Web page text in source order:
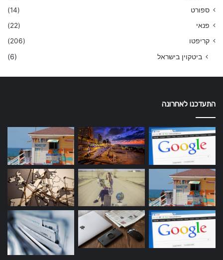
ספורט
(14)
פנאי
(22)
קריפטו
(206)
ביטקוין בישראל (6)
התעדכנו לאחרונה